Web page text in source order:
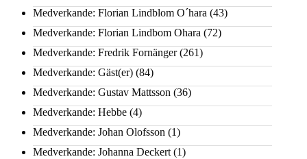
Medverkande: Florian Lindblom O´hara (43)
Medverkande: Florian Lindbom Ohara (72)
Medverkande: Fredrik Fornänger(261)
Medverkande: Gäst(er) (84)
Medverkande: Gustav Mattsson (36)
Medverkande: Hebbe (4)
Medverkande: Johan Olofsson (1)
Medverkande: Johanna Deckert (1)